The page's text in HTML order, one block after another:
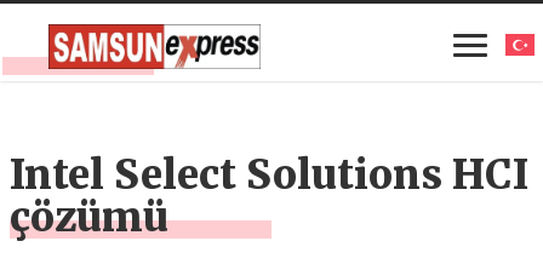
Intel Select Solutions HCI
çözümü